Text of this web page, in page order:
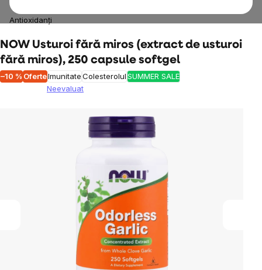
Antioxidanți
NOW Usturoi fără miros (extract de usturoi
fără miros), 250 capsule softgel
–10 % OferteImunitateColesterolulSUMMER SALE
Neevaluat